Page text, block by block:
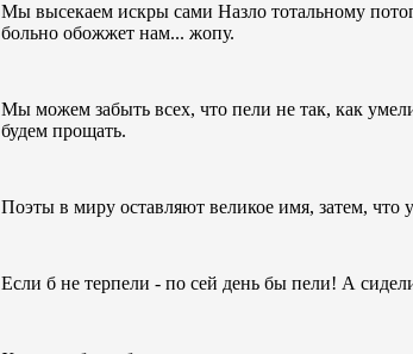
Мы высекаем искры сами Назло тотальному
больно обожжет нам... жопу.
Мы можем забыть всех, что пели не так, как
будем прощать.
Поэты в миру оставляют великое имя, затем, что
Если б не терпели - по сей день бы пели! А